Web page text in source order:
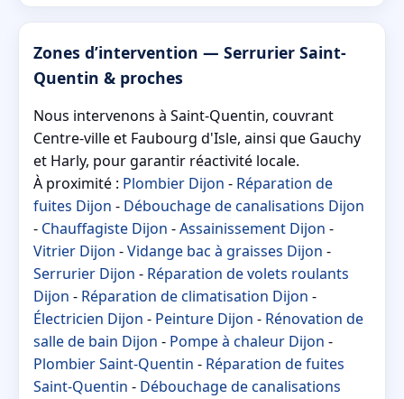
Zones d’intervention — Serrurier Saint-
Quentin & proches
Nous intervenons à Saint-Quentin, couvrant
Centre-ville et Faubourg d'Isle, ainsi que Gauchy
et Harly, pour garantir réactivité locale.
À proximité : Plombier Dijon - Réparation de
fuites Dijon - Débouchage de canalisations Dijon
- Chauffagiste Dijon -Assainissement Dijon -
Vitrier Dijon -Vidange bac à graisses Dijon -
Serrurier Dijon - Réparation de volets roulants
Dijon - Réparation de climatisation Dijon -
Électricien Dijon - Peinture Dijon - Rénovation de
salle de bain Dijon - Pompe à chaleur Dijon -
Plombier Saint-Quentin - Réparation de fuites
Saint-Quentin - Débouchage de canalisations